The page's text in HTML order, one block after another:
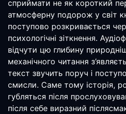
сприймати не як короткий
атмосферну подорож у світ
поступово розкривається
психологічні зіткнення.
відчути цю глибину
механічного читання
текст звучить поруч і
смисли. Саме тому історія,
губляться після
після себе виразний